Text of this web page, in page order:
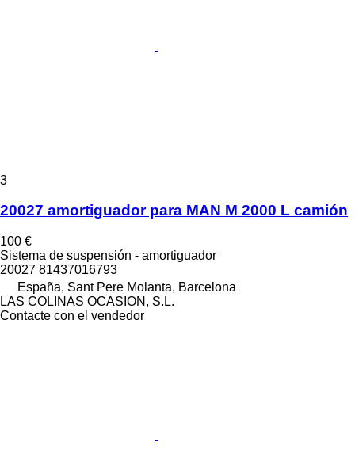
3
20027 amortiguador para MAN M 2000 L camión
100 €
Sistema de suspensión - amortiguador
20027 81437016793
España, Sant Pere Molanta, Barcelona
LAS COLINAS OCASION, S.L.
Contacte con el vendedor